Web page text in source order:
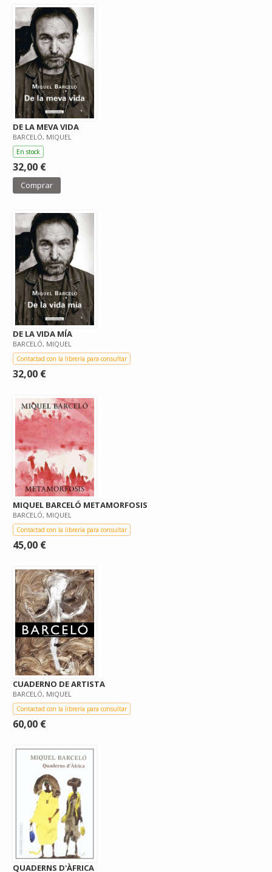
DE LA MEVA VIDA
BARCELÓ, MIQUEL
En stock
32,00 €
Comprar
DE LA VIDA MÍA
BARCELÓ, MIQUEL
Contactad con la librería para consultar
32,00 €
MIQUEL BARCELÓ METAMORFOSIS
BARCELÓ, MIQUEL
Contactad con la librería para consultar
45,00 €
CUADERNO DE ARTISTA
BARCELÓ, MIQUEL
Contactad con la librería para consultar
60,00 €
QUADERNS D'ÀFRICA